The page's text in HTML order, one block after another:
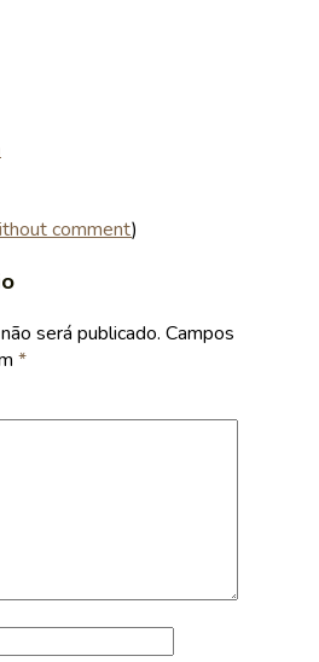
comment)
será publicado. Campos
*